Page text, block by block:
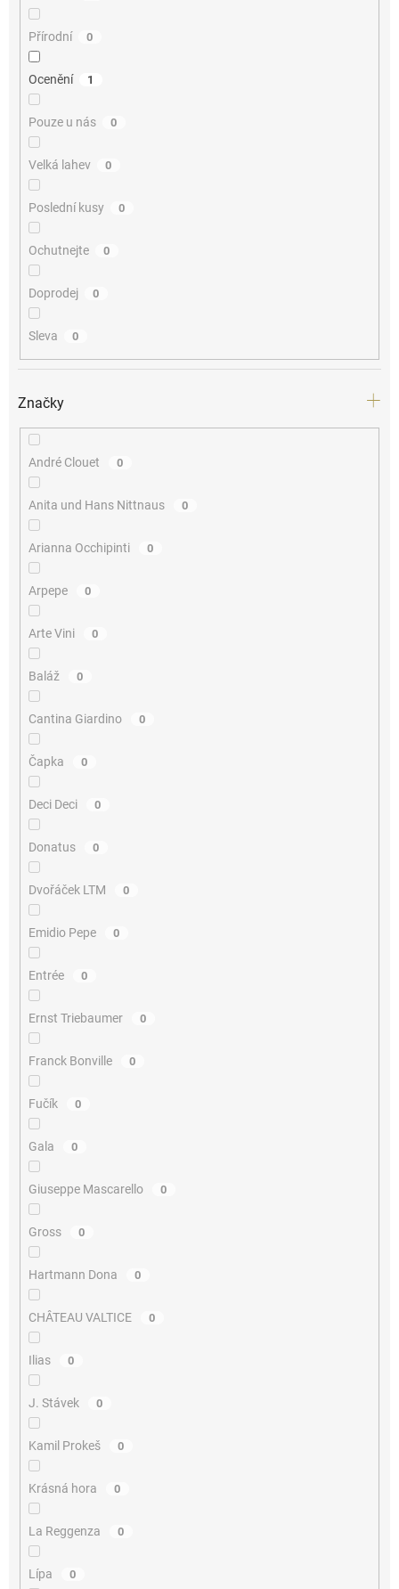
Přírodní 0
Ocenění 1
Pouze u nás 0
Velká lahev 0
Poslední kusy 0
Ochutnejte 0
Doprodej 0
Sleva 0
Značky
André Clouet 0
Anita und Hans Nittnaus 0
Arianna Occhipinti 0
Arpepe 0
Arte Vini 0
Baláž 0
Cantina Giardino 0
Čapka 0
Deci Deci 0
Donatus 0
Dvořáček LTM 0
Emidio Pepe 0
Entrée 0
Ernst Triebaumer 0
Franck Bonville 0
Fučík 0
Gala 0
Giuseppe Mascarello 0
Gross 0
Hartmann Dona 0
CHÂTEAU VALTICE 0
Ilias 0
J. Stávek 0
Kamil Prokeš 0
Krásná hora 0
La Reggenza 0
Lípa 0